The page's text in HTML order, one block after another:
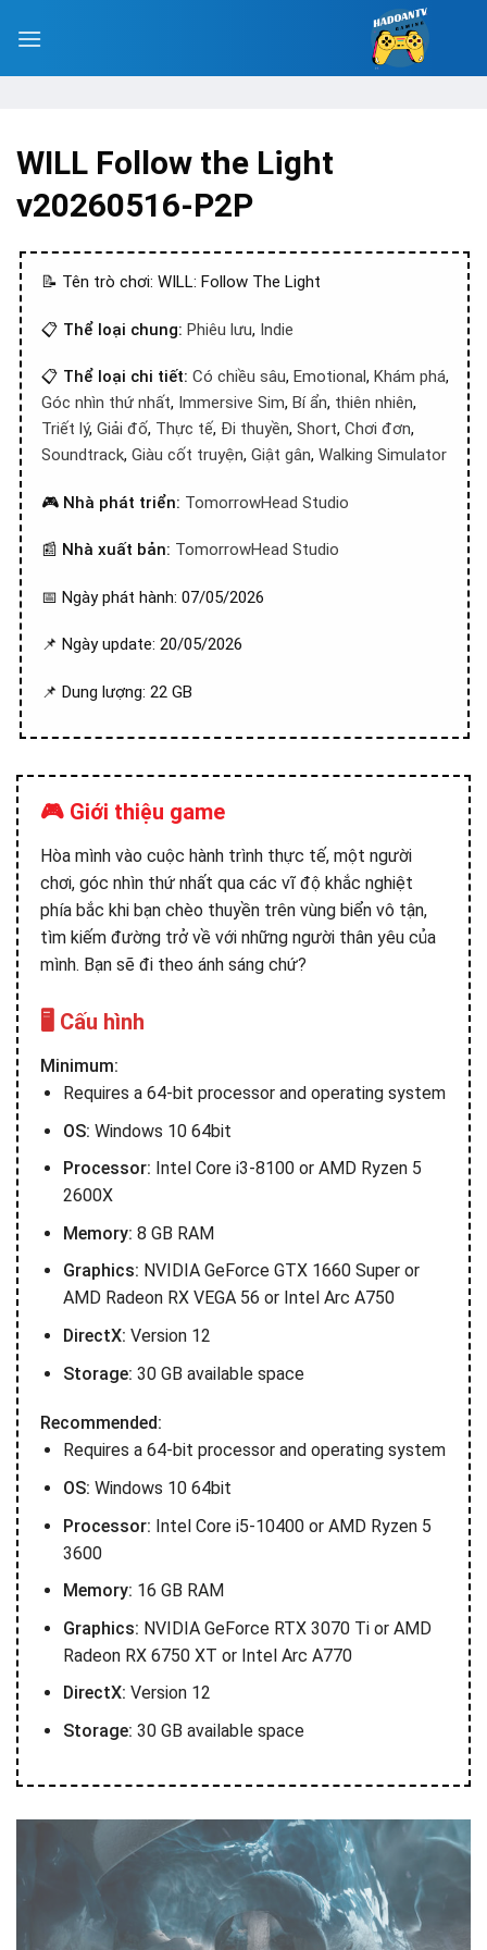
WILL Follow the Light
v20260516-P2P
📝 Tên trò chơi: WILL: Follow The Light
📋 Thể loại chung: Phiêu lưu, Indie
📋 Thể loại chi tiết: Có chiều sâu, Emotional, Khám phá,
Góc nhìn thứ nhất, Immersive Sim, Bí ẩn, thiên nhiên,
Triết lý, Giải đố, Thực tế, Đi thuyền, Short, Chơi đơn,
Soundtrack, Giàu cốt truyện, Giật gân, Walking Simulator
🎮 Nhà phát triển: TomorrowHead Studio
📰 Nhà xuất bản: TomorrowHead Studio
📅 Ngày phát hành: 07/05/2026
📌 Ngày update: 20/05/2026
📌 Dung lượng: 22 GB
🎮 Giới thiệu game
Hòa mình vào cuộc hành trình thực tế, một người
chơi, góc nhìn thứ nhất qua các vĩ độ khắc nghiệt
phía bắc khi bạn chèo thuyền trên vùng biển vô tận,
tìm kiếm đường trở về với những người thân yêu của
mình. Bạn sẽ đi theo ánh sáng chứ?
🖥️ Cấu hình
Minimum:
Requires a 64-bit processor and operating system
OS: Windows 10 64bit
Processor: Intel Core i3-8100 or AMD Ryzen 5
2600X
Memory: 8 GB RAM
Graphics: NVIDIA GeForce GTX 1660 Super or
AMD Radeon RX VEGA 56 or Intel Arc A750
DirectX: Version 12
Storage: 30 GB available space
Recommended:
Requires a 64-bit processor and operating system
OS: Windows 10 64bit
Processor: Intel Core i5-10400 or AMD Ryzen 5
3600
Memory: 16 GB RAM
Graphics: NVIDIA GeForce RTX 3070 Ti or AMD
Radeon RX 6750 XT or Intel Arc A770
DirectX: Version 12
Storage: 30 GB available space